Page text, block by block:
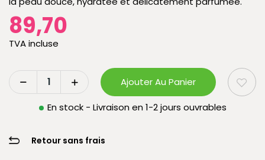
89,70
TVA incluse
Ajouter Au Panier
En stock - Livraison en 1-2 jours ouvrables
Retour sans frais